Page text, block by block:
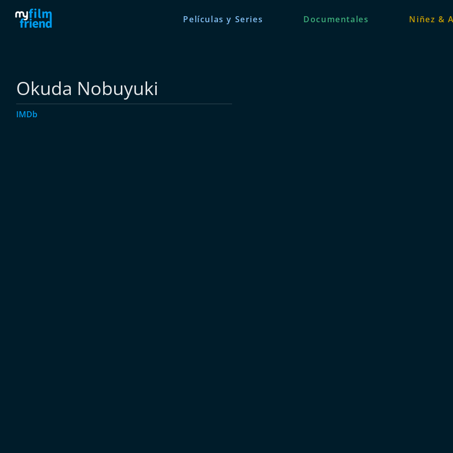
Películas y Series Documentales Niñez &
Okuda Nobuyuki
IMDb